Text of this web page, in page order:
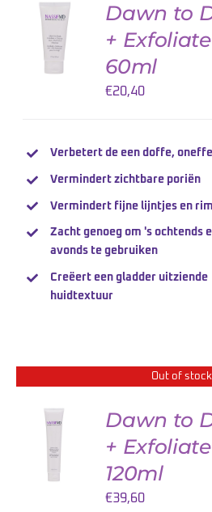
AJOUTER
PANIER
/
DETAILS
Dawn to
+
60ml
€20,40
Verbetert de een doffe,
Vermindert zichtbare poriën
Vermindert fijne lijntjes en
Zacht genoeg om 's ochtends
avonds te gebruiken
Creëert een gladder uitziende
huidtextuur
Out of stock
DETAILS
Dawn to
+
120ml
€39,60